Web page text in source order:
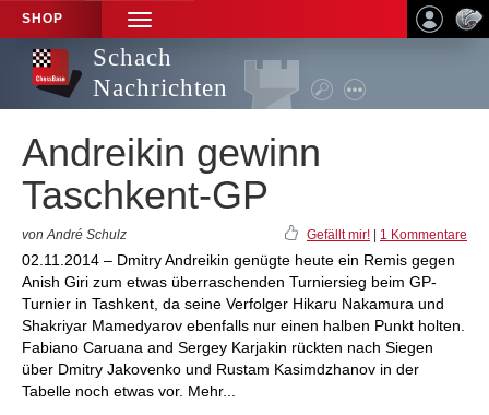
SHOP
TOGGLE
NAVIGATION
Schach
Nachrichten
Andreikin gewinn
Taschkent-GP
von André Schulz Gefällt mir! 1 Kommentare
02.11.2014 – Dmitry Andreikin genügte heute ein Remis gegen
Anish Giri zum etwas überraschenden Turniersieg beim GP-
Turnier in Tashkent, da seine Verfolger Hikaru Nakamura und
Shakriyar Mamedyarov ebenfalls nur einen halben Punkt holten.
Fabiano Caruana and Sergey Karjakin rückten nach Siegen
über Dmitry Jakovenko und Rustam Kasimdzhanov in der
Tabelle noch etwas vor. Mehr...